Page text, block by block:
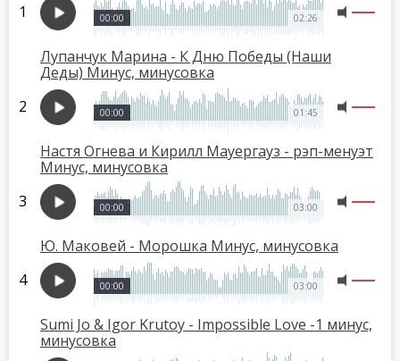
02:26
00:00
Лупанчук Марина - К Дню Победы (Наши
Деды) Минус, минусовка
01:45
00:00
Настя Огнева и Кирилл Мауергауз - рэп-менуэт
Минус, минусовка
03:00
00:00
Ю. Маковей - Морошка Минус, минусовка
03:00
00:00
Sumi Jo & Igor Krutoy - Impossible Love -1 минус,
минусовка